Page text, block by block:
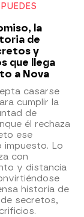
la
de
y
que llega
a Nova
casarse
cumplir la
de
él rechaza
ese
impuesto. Lo
con
y distancia
historia de
secretos,